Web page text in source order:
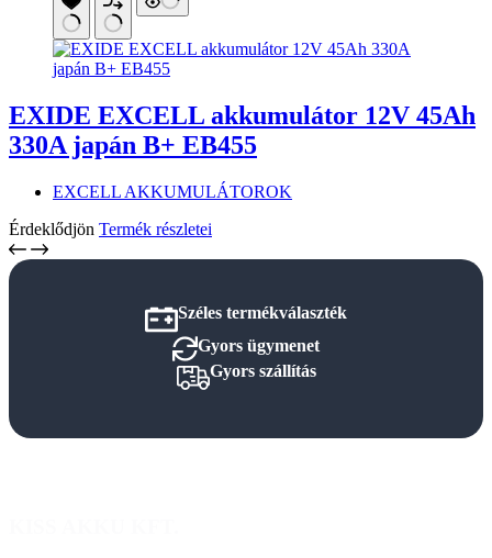
EXIDE EXCELL akkumulátor 12V 45Ah
330A japán B+ EB455
EXCELL AKKUMULÁTOROK
Érdeklődjön Termék részletei
Széles termékválaszték
Gyors ügymenet
Gyors szállítás